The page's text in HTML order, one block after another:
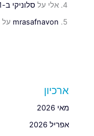
אלי על סלוניקי ב-41 דולר
mrasafnavon על
ארכיון
מאי 2026
אפריל 2026